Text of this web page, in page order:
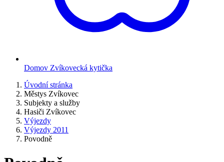
Domov Zvíkovecká kytička
Úvodní stránka
Městys Zvíkovec
Subjekty a služby
Hasiči Zvíkovec
Výjezdy
Výjezdy 2011
Povodně